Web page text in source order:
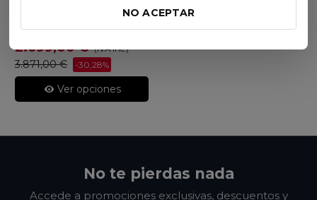
NO ACEPTAR
Bicicleta Scott Contessa
Active Eride 920 2023
2.699,00 € (IVA inc.)
3.871,00 € -30,28%
Ver opciones
No te pierdas nada
Accede a promociones exclusivas, descuentos y